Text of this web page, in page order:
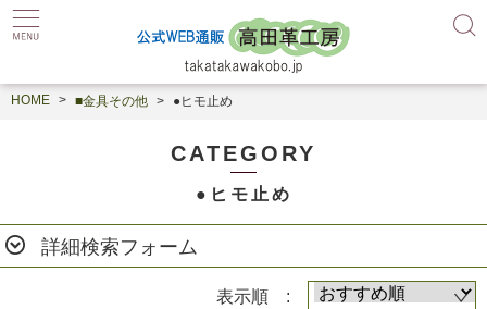
HOME ■金具その他 ●ヒモ止め
CATEGORY
●ヒモ止め
詳細検索フォーム
表示順 :